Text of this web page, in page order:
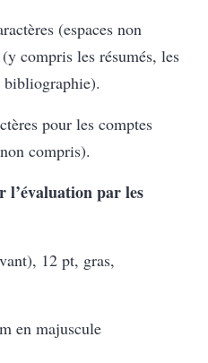
(espaces non
compris les résumés, les
bibliographie).
pour les comptes
compris).
l’évaluation par les
12 pt, gras,
en majuscule